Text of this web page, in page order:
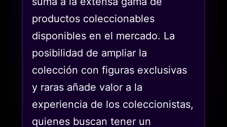
productos coleccionables
disponibles en el mercado. La
posibilidad de ampliar la
colección con figuras exclusivas
y raras añade valor a la
experiencia de los coleccionistas,
quienes buscan tener un